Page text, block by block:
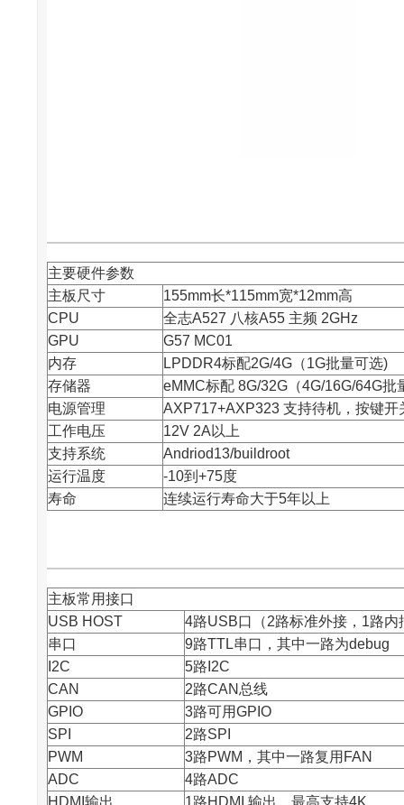
主要硬件参数
主板尺寸
155mm长*115mm宽*12mm高
CPU
全志A527 八核A55 主频 2GHz
GPU
G57 MC01
内存
LPDDR4标配2G/4G（1G批量可选)
存储器
eMMC标配 8G/32G（4G/16G/64G批
电源管理
AXP717+AXP323 支持待机，按键开
工作电压
12V 2A以上
支持系统
Andriod13/buildroot
运行温度
-10到+75度
寿命
连续运行寿命大于5年以上
主板常用接口
USB HOST
4路USB口（2路标准外接，1路
串口
9路TTL串口，其中一路为debug
I2C
5路I2C
CAN
2路CAN总线
GPIO
3路可用GPIO
SPI
2路SPI
PWM
3路PWM，其中一路复用FAN
ADC
4路ADC
HDMI输出
1路HDMI 输出，最高支持4K